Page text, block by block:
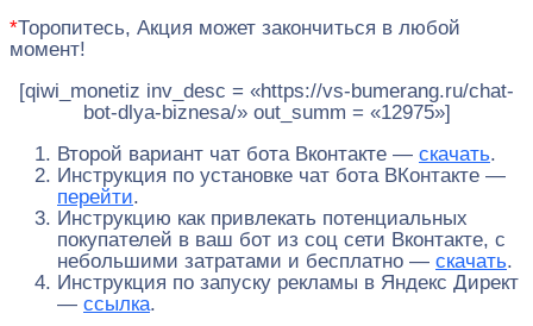
*Торопитесь, Акция может закончиться в любой
момент!
[qiwi_monetiz inv_desc = «https://vs-bumerang.ru/chat-
bot-dlya-biznesa/» out_summ = «12975»]
Второй вариант чат бота Вконтакте — скачать.
Инструкция по установке чат бота ВКонтакте —
перейти.
Инструкцию как привлекать потенциальных
покупателей в ваш бот из соц сети Вконтакте, с
небольшими затратами и бесплатно — скачать.
Инструкция по запуску рекламы в Яндекс Директ
— ссылка.